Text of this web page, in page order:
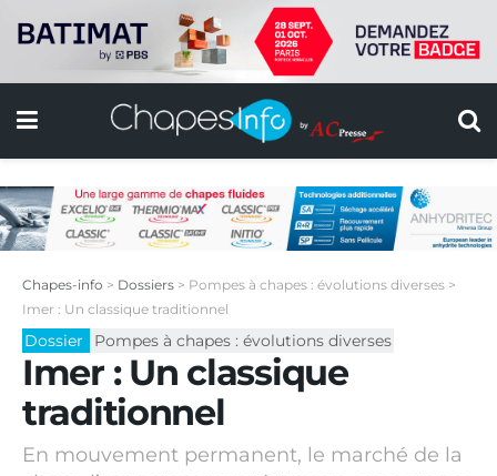
Chapes-info > Dossiers > Pompes à chapes : évolutions diverses >
Imer : Un classique traditionnel
Dossier Pompes à chapes : évolutions diverses
Imer : Un classique
traditionnel
En mouvement permanent, le marché de la